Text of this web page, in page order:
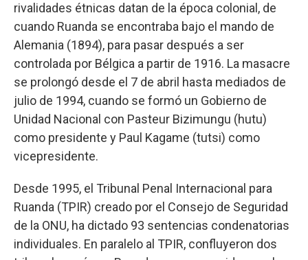
rivalidades étnicas datan de la época colonial, de
cuando Ruanda se encontraba bajo el mando de
Alemania (1894), para pasar después a ser
controlada por Bélgica a partir de 1916. La masacre
se prolongó desde el 7 de abril hasta mediados de
julio de 1994, cuando se formó un Gobierno de
Unidad Nacional con Pasteur Bizimungu (hutu)
como presidente y Paul Kagame (tutsi) como
vicepresidente.
Desde 1995, el Tribunal Penal Internacional para
Ruanda (TPIR) creado por el Consejo de Seguridad
de la ONU, ha dictado 93 sentencias condenatorias
individuales. En paralelo al TPIR, confluyeron dos